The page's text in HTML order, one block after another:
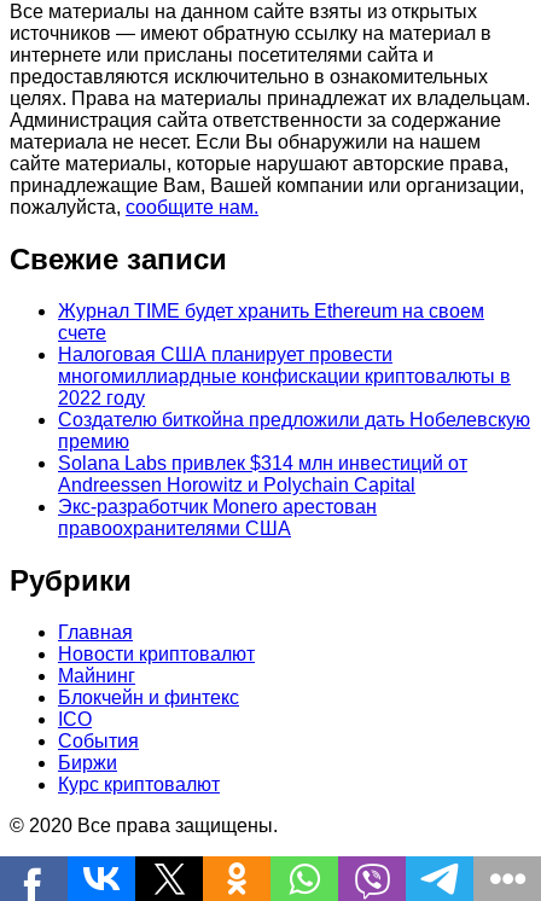
Все материалы на данном сайте взяты из открытых
источников — имеют обратную ссылку на материал в
интернете или присланы посетителями сайта и
предоставляются исключительно в ознакомительных
целях. Права на материалы принадлежат их владельцам.
Администрация сайта ответственности за содержание
материала не несет. Если Вы обнаружили на нашем
сайте материалы, которые нарушают авторские права,
принадлежащие Вам, Вашей компании или организации,
пожалуйста, сообщите нам.
Свежие записи
Журнал TIME будет хранить Ethereum на своем
счете
Налоговая США планирует провести
многомиллиардные конфискации криптовалюты в
2022 году
Создателю биткойна предложили дать Нобелевскую
премию
Solana Labs привлек $314 млн инвестиций от
Andreessen Horowitz и Polychain Capital
Экс-разработчик Monero арестован
правоохранителями США
Рубрики
Главная
Новости криптовалют
Майнинг
Блокчейн и финтекс
ICO
События
Биржи
Курс криптовалют
© 2020 Все права защищены.